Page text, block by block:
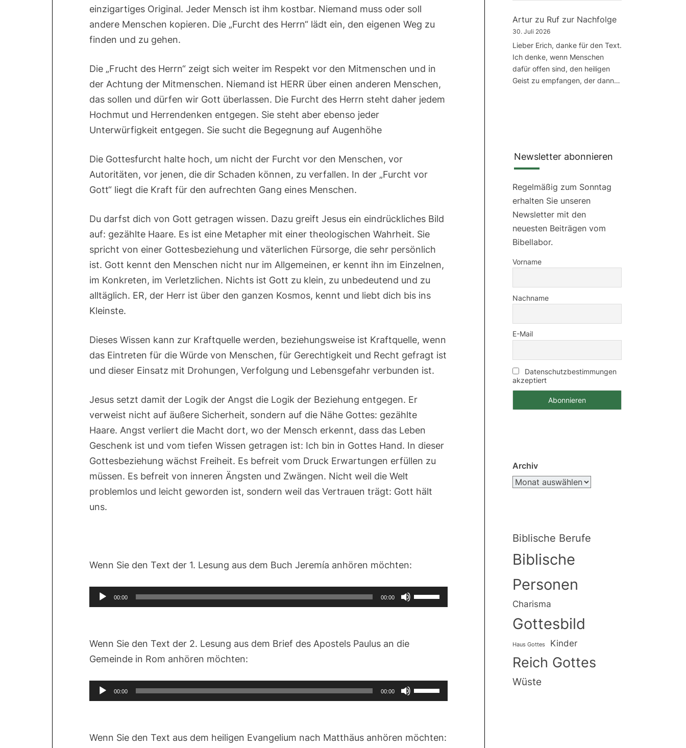
einzigartiges Original. Jeder Mensch ist ihm kostbar. Niemand muss oder soll
andere Menschen kopieren. Die „Furcht des Herrn“ lädt ein, den eigenen Weg zu
finden und zu gehen.
Die „Frucht des Herrn“ zeigt sich weiter im Respekt vor den Mitmenschen und in
der Achtung der Mitmenschen. Niemand ist HERR über einen anderen Menschen,
das sollen und dürfen wir Gott überlassen. Die Furcht des Herrn steht daher jedem
Hochmut und Herrendenken entgegen. Sie steht aber ebenso jeder
Unterwürfigkeit entgegen. Sie sucht die Begegnung auf Augenhöhe
Die Gottesfurcht halte hoch, um nicht der Furcht vor den Menschen, vor
Autoritäten, vor jenen, die dir Schaden können, zu verfallen. In der „Furcht vor
Gott“ liegt die Kraft für den aufrechten Gang eines Menschen.
Du darfst dich von Gott getragen wissen. Dazu greift Jesus ein eindrückliches Bild
auf: gezählte Haare. Es ist eine Metapher mit einer theologischen Wahrheit. Sie
spricht von einer Gottesbeziehung und väterlichen Fürsorge, die sehr persönlich
ist. Gott kennt den Menschen nicht nur im Allgemeinen, er kennt ihn im Einzelnen,
im Konkreten, im Verletzlichen. Nichts ist Gott zu klein, zu unbedeutend und zu
alltäglich. ER, der Herr ist über den ganzen Kosmos, kennt und liebt dich bis ins
Kleinste.
Dieses Wissen kann zur Kraftquelle werden, beziehungsweise ist Kraftquelle, wenn
das Eintreten für die Würde von Menschen, für Gerechtigkeit und Recht gefragt ist
und dieser Einsatz mit Drohungen, Verfolgung und Lebensgefahr verbunden ist.
Jesus setzt damit der Logik der Angst die Logik der Beziehung entgegen. Er
verweist nicht auf äußere Sicherheit, sondern auf die Nähe Gottes: gezählte
Haare. Angst verliert die Macht dort, wo der Mensch erkennt, dass das Leben
Geschenk ist und vom tiefen Wissen getragen ist: Ich bin in Gottes Hand. In dieser
Gottesbeziehung wächst Freiheit. Es befreit vom Druck Erwartungen erfüllen zu
müssen. Es befreit von inneren Ängsten und Zwängen. Nicht weil die Welt
problemlos und leicht geworden ist, sondern weil das Vertrauen trägt: Gott hält
uns.
Wenn Sie den Text der 1. Lesung aus dem Buch Jeremía anhören möchten:
Audio-
Player
00:00 00:00
Pfeiltasten
Hoch/Runter
regeln.
Wenn Sie den Text der 2. Lesung aus dem Brief des Apostels Paulus an die
Gemeinde in Rom anhören möchten:
Audio-
Player
00:00 00:00
Pfeiltasten
Hoch/Runter
um
Wenn Sie den Text aus dem heiligen Evangelium nach Matthäus anhören möchten:
Arturzu Ruf zur Nachfolge
30. Juli 2026
Lieber Erich, danke für den Text.
Ich denke, wenn Menschen
dafür offen sind, den heiligen
Geist zu empfangen, der dann…
Newsletter abonnieren
Regelmäßig zum Sonntag
erhalten Sie unseren
Newsletter mit den
neuesten Beiträgen vom
Bibellabor.
Vorname
Nachname
E-Mail
Datenschutzbestimmungen
akzeptiert
Archiv
Biblische Berufe
Biblische
Personen
Charisma
Gottesbild
Haus Gottes Kinder
Reich Gottes
Wüste